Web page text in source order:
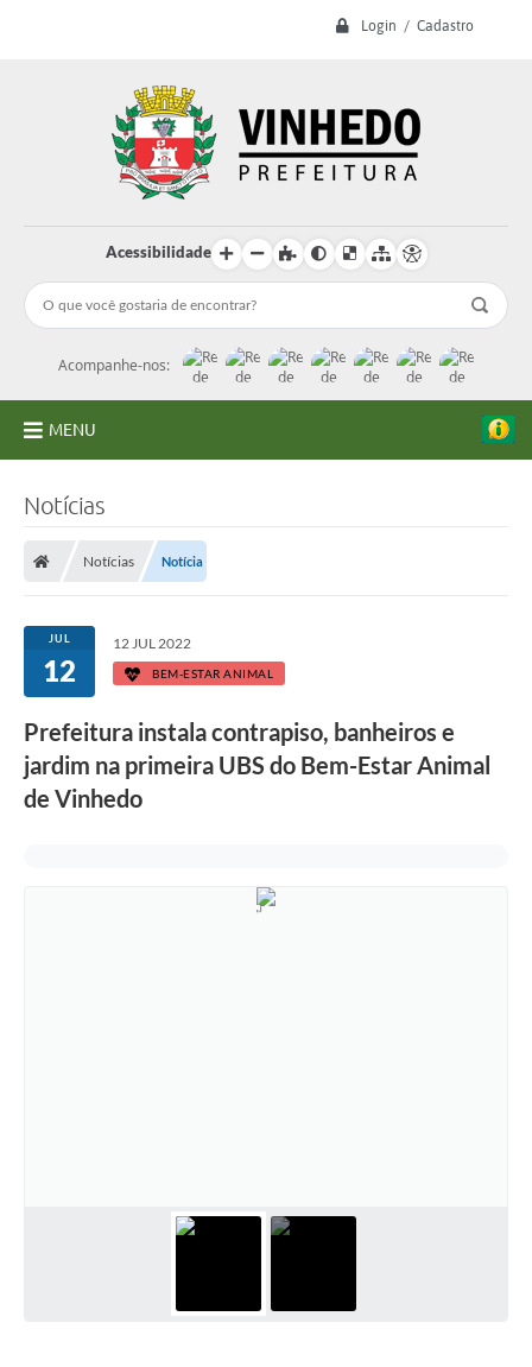
Login / Cadastro
Acessibilidade
Acompanhe-nos:
MENU
Licitações
Transparência
Concursos e Processos Seletivos
Inclusão e Acessibilidade
Notícias
Notícias Notícia
JUL
12
12 JUL 2022
BEM-ESTAR ANIMAL
Prefeitura instala contrapiso, banheiros e
jardim na primeira UBS do Bem-Estar Animal
de Vinhedo